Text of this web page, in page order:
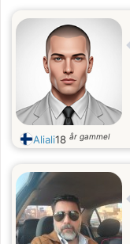
Aliali18 år gammel